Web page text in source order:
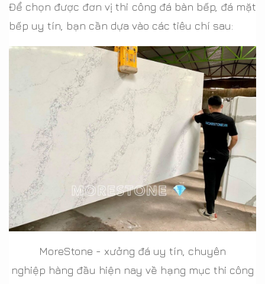
Để chọn được đơn vị thi công đá bàn bếp, đá mặt
bếp uy tín, bạn cần dựa vào các tiêu chí sau:
MoreStone - xưởng đá uy tín, chuyên
nghiệp hàng đầu hiện nay về hạng mục thi công